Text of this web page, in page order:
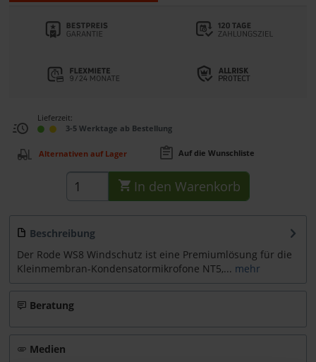
Lieferzeit:
3-5 Werktage ab Bestellung
Alternativen auf Lager Auf die Wunschliste
In den Warenkorb
Beschreibung
Der Rode WS8 Windschutz ist eine Premiumlösung für die
Kleinmembran-Kondensatormikrofone NT5,... mehr
Beratung
Medien